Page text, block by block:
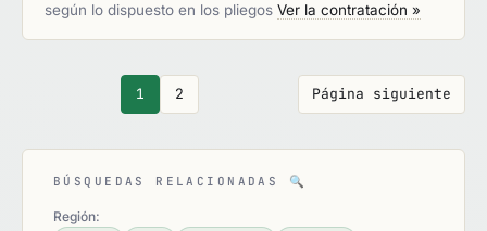
según lo dispuesto en los pliegos Ver la contratación »
Página siguiente
1 2
BÚSQUEDAS RELACIONADAS 🔍
Región: